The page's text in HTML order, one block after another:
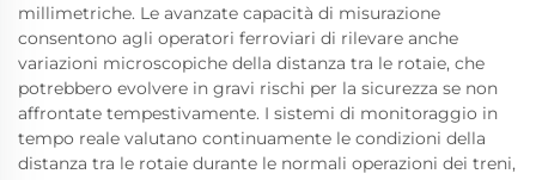
millimetriche. Le avanzate capacità di misurazione
consentono agli operatori ferroviari di rilevare anche
variazioni microscopiche della distanza tra le rotaie, che
potrebbero evolvere in gravi rischi per la sicurezza se non
affrontate tempestivamente. I sistemi di monitoraggio in
tempo reale valutano continuamente le condizioni della
distanza tra le rotaie durante le normali operazioni dei treni,